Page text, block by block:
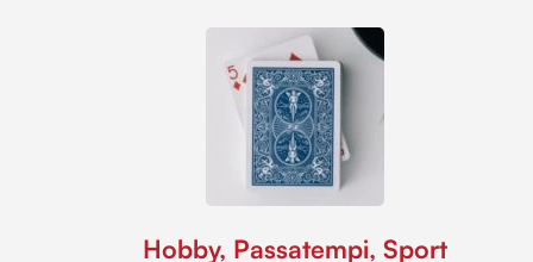
Hobby, Passatempi, Sport